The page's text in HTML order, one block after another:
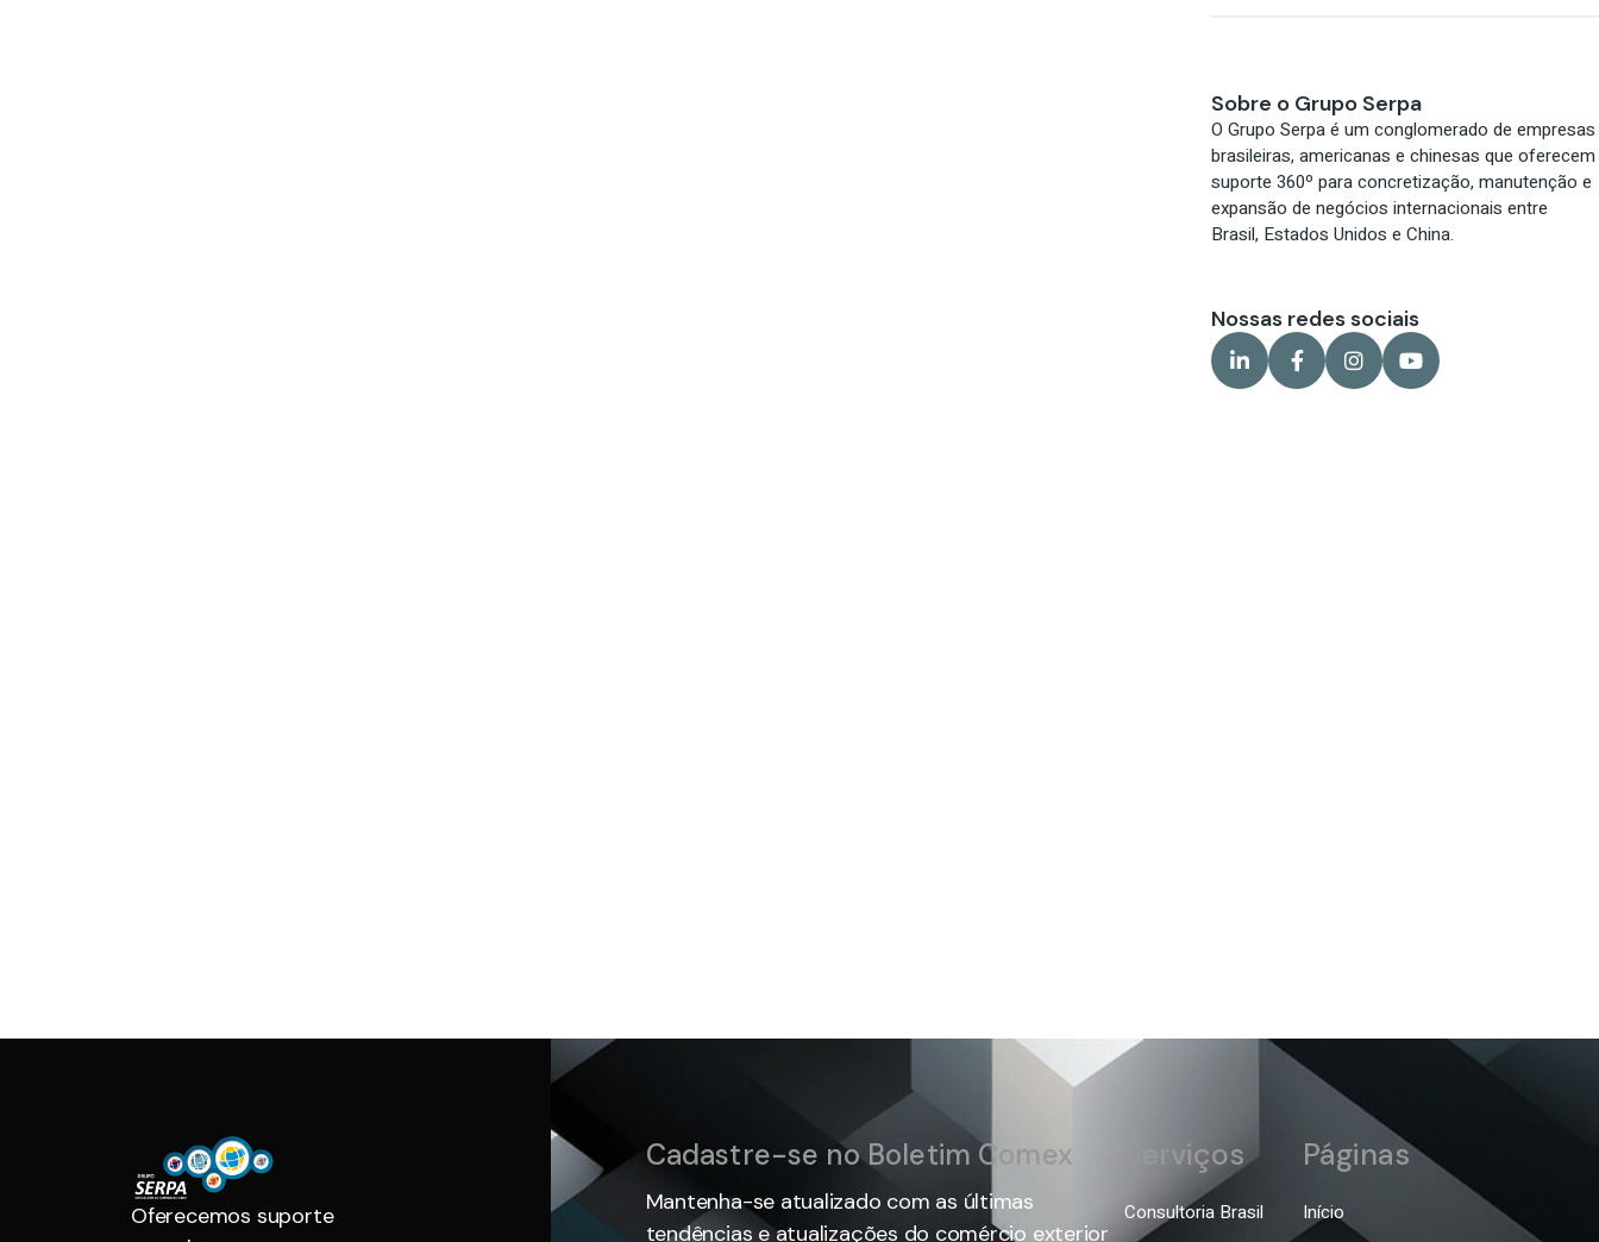
Sobre o Grupo Serpa
O Grupo Serpa é um conglomerado de empresas
brasileiras, americanas e chinesas que oferecem
suporte 360º para concretização, manutenção e
expansão de negócios internacionais entre
Brasil, Estados Unidos e China.
Nossas redes sociais
Oferecemos suporte
Cadastre-se no Boletim Comex
Mantenha-se atualizado com as últimas
tendências e atualizações do comércio exterior
Serviços
Consultoria Brasil
Páginas
Início